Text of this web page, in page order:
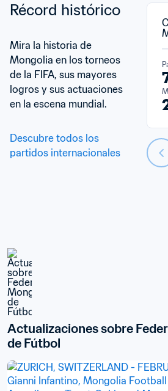
Récord histórico
Mira la historia de
Mongolia en los torneos
de la FIFA, sus mayores
logros y sus actuaciones
en la escena mundial.
Descubre todos los
partidos internacionales
Actualizaciones sobre
de Fútbol